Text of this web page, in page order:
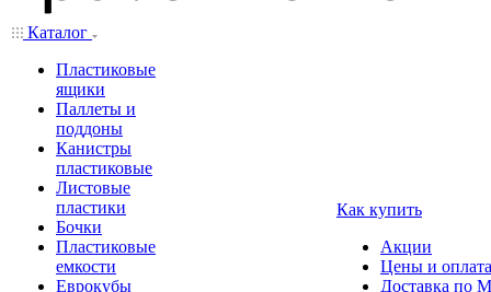
Каталог
Пластиковые
ящики
Паллеты и
поддоны
Канистры
пластиковые
Листовые
пластики
Бочки
Пластиковые
емкости
Еврокубы
Как купить
Акции
Цены и оплата
Доставка по